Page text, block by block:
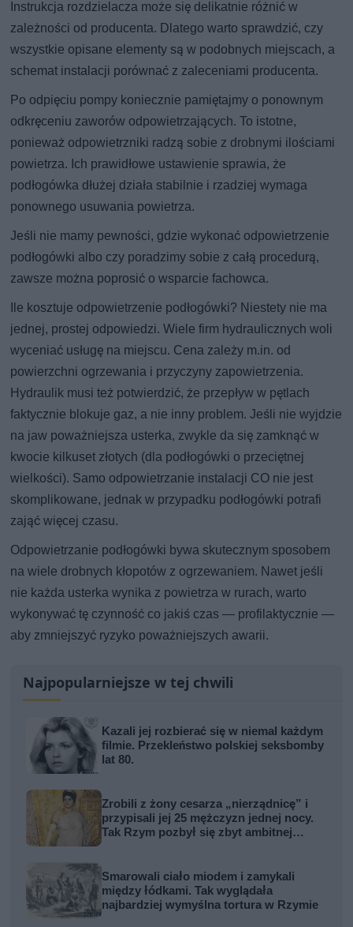
Instrukcja rozdzielacza może się delikatnie różnić w
zależności od producenta. Dlatego warto sprawdzić, czy
wszystkie opisane elementy są w podobnych miejscach, a
schemat instalacji porównać z zaleceniami producenta.
Po odpięciu pompy koniecznie pamiętajmy o ponownym
odkręceniu zaworów odpowietrzających. To istotne,
ponieważ odpowietrzniki radzą sobie z drobnymi ilościami
powietrza. Ich prawidłowe ustawienie sprawia, że
podłogówka dłużej działa stabilnie i rzadziej wymaga
ponownego usuwania powietrza.
Jeśli nie mamy pewności, gdzie wykonać odpowietrzenie
podłogówki albo czy poradzimy sobie z całą procedurą,
zawsze można poprosić o wsparcie fachowca.
Ile kosztuje odpowietrzenie podłogówki? Niestety nie ma
jednej, prostej odpowiedzi. Wiele firm hydraulicznych woli
wyceniać usługę na miejscu. Cena zależy m.in. od
powierzchni ogrzewania i przyczyny zapowietrzenia.
Hydraulik musi też potwierdzić, że przepływ w pętlach
faktycznie blokuje gaz, a nie inny problem. Jeśli nie wyjdzie
na jaw poważniejsza usterka, zwykle da się zamknąć w
kwocie kilkuset złotych (dla podłogówki o przeciętnej
wielkości). Samo odpowietrzanie instalacji CO nie jest
skomplikowane, jednak w przypadku podłogówki potrafi
zająć więcej czasu.
Odpowietrzanie podłogówki bywa skutecznym sposobem
na wiele drobnych kłopotów z ogrzewaniem. Nawet jeśli
nie każda usterka wynika z powietrza w rurach, warto
wykonywać tę czynność co jakiś czas — profilaktycznie —
aby zmniejszyć ryzyko poważniejszych awarii.
Najpopularniejsze w tej chwili
Kazali jej rozbierać się w niemal każdym
filmie. Przekleństwo polskiej seksbomby
lat 80.
Zrobili z żony cesarza „nierządnicę” i
przypisali jej 25 mężczyzn jednej nocy.
Tak Rzym pozbył się zbyt ambitnej
Smarowali ciało miodem i zamykali
między łódkami. Tak wyglądała
najbardziej wymyślna tortura w Rzymie